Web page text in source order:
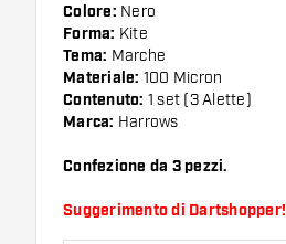
Colore: Nero
Forma: Kite
Tema: Marche
Materiale: 100 Micron
Contenuto: 1 set (3 Alette)
Marca: Harrows
Confezione da 3 pezzi.
Suggerimento di Dartshopper!